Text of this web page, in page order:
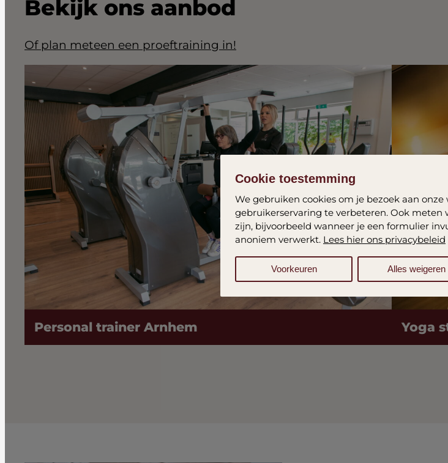
Bekijk ons aanbod
Of plan meteen een proeftraining in!
Personal trainer Arnhem Yoga
Cookie toestemming
We gebruiken cookies om je bezoek aan
gebruikerservaring te verbeteren. Ook meten
zijn, bijvoorbeeld wanneer je een formulier
anoniem verwerkt. Lees hier ons privacybeleid
Voorkeuren Alles weigeren